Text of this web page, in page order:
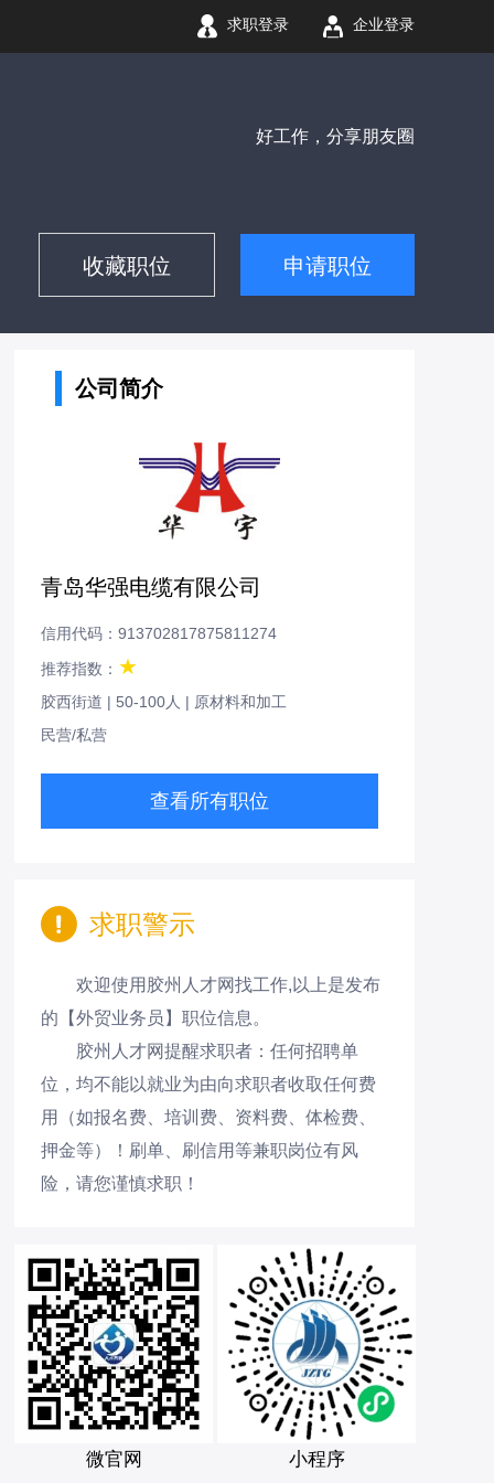
求职登录 企业登录
好工作，分享朋友圈
收藏职位 申请职位
公司简介
青岛华强电缆有限公司
信用代码：913702817875811274
推荐指数： ★
胶西街道 | 50-100人 | 原材料和加工
民营/私营
查看所有职位
求职警示
欢迎使用胶州人才网找工作,以上是发布
的【外贸业务员】职位信息。
胶州人才网提醒求职者：任何招聘单
位，均不能以就业为由向求职者收取任何费
用（如报名费、培训费、资料费、体检费、
押金等）！刷单、刷信用等兼职岗位有风
险，请您谨慎求职！
微官网 小程序